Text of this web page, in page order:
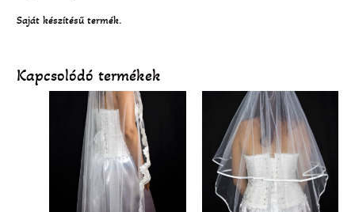
Saját készítésű termék.
Kapcsolódó termékek